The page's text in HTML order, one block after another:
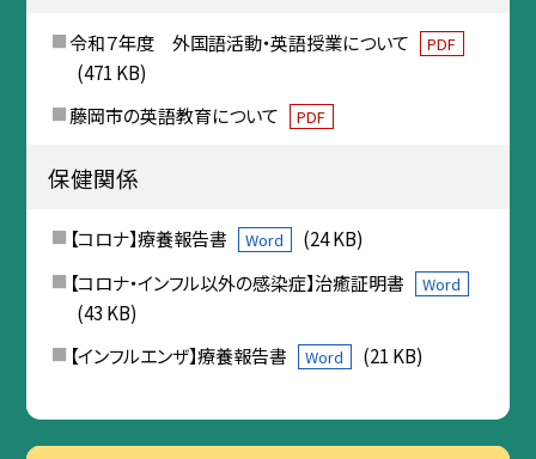
令和７年度 外国語活動・英語授業について PDF
(471 KB)
藤岡市の英語教育について
PDF
保健関係
【コロナ】療養報告書 Word
(24 KB)
【コロナ・インフル以外の感染症】治癒証明書
Word
(43 KB)
【インフルエンザ】療養報告書
Word (21 KB)